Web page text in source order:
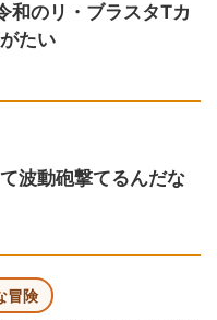
和のリ・ブラスタTカ
たい
波動砲撃てるんだな
冒険